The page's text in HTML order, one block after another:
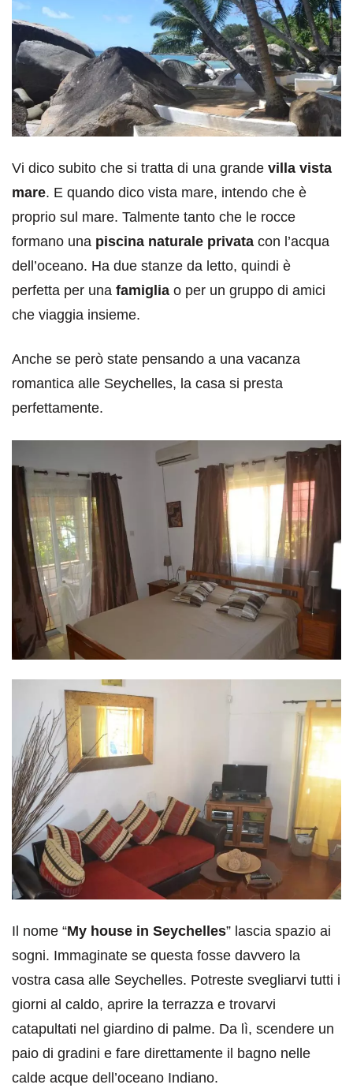
Vi dico subito che si tratta di una grande villa vista
mare. E quando dico vista mare, intendo che è
proprio sul mare. Talmente tanto che le rocce
formano una piscina naturale privata con l’acqua
dell’oceano. Ha due stanze da letto, quindi è
perfetta per una famiglia o per un gruppo di amici
che viaggia insieme.
Anche se però state pensando a una vacanza
romantica alle Seychelles, la casa si presta
perfettamente.
Il nome “My house in Seychelles” lascia spazio ai
sogni. Immaginate se questa fosse davvero la
vostra casa alle Seychelles. Potreste svegliarvi tutti i
giorni al caldo, aprire la terrazza e trovarvi
catapultati nel giardino di palme. Da lì, scendere un
paio di gradini e fare direttamente il bagno nelle
calde acque dell’oceano Indiano.